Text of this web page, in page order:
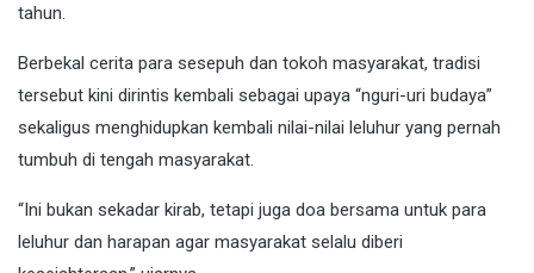
tahun.
Berbekal cerita para sesepuh dan tokoh masyarakat, tradisi
tersebut kini dirintis kembali sebagai upaya “nguri-uri budaya”
sekaligus menghidupkan kembali nilai-nilai leluhur yang pernah
tumbuh di tengah masyarakat.
“Ini bukan sekadar kirab, tetapi juga doa bersama untuk para
leluhur dan harapan agar masyarakat selalu diberi